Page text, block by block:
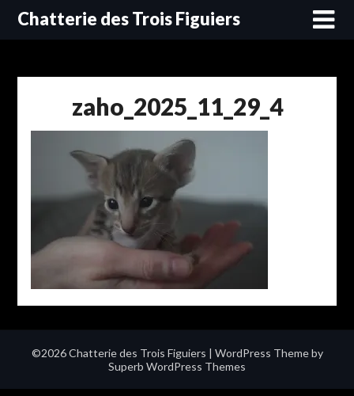
SkipChatterie des Trois Figuiers
zaho_2025_11_29_4
©2026 Chatterie des Trois Figuiers | WordPress Theme by
Superb WordPress Themes